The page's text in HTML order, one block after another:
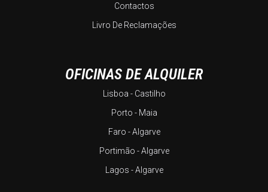
Contactos
Livro De Reclamações
OFICINAS DE ALQUILER
Lisboa - Castilho
Porto - Maia
Faro - Algarve
Portimão - Algarve
Lagos - Algarve